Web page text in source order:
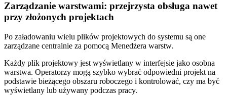
Zarządzanie warstwami: przejrzysta obsługa nawet
przy złożonych projektach
Po załadowaniu wielu plików projektowych do systemu są one
zarządzane centralnie za pomocą Menedżera warstw.
Każdy plik projektowy jest wyświetlany w interfejsie jako osobna
warstwa. Operatorzy mogą szybko wybrać odpowiedni projekt na
podstawie bieżącego obszaru roboczego i kontrolować, czy ma być
wyświetlany lub używany podczas pracy.